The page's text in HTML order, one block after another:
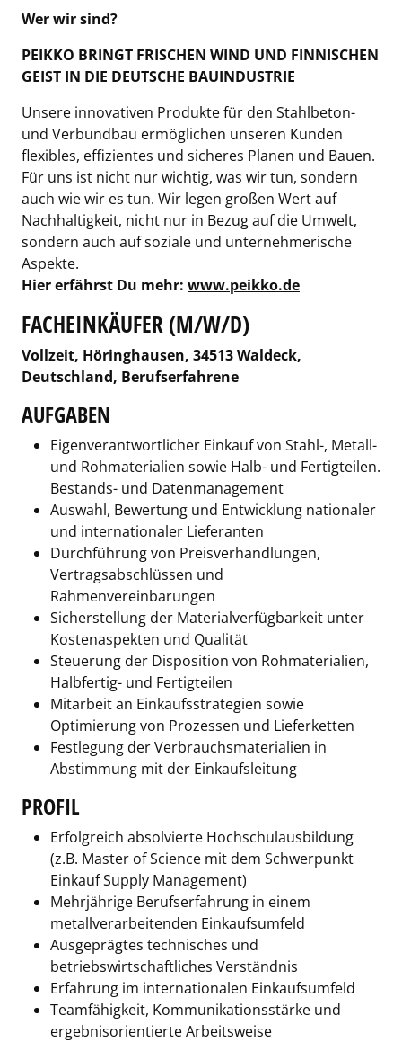
Wer wir sind?
PEIKKO BRINGT FRISCHEN WIND UND FINNISCHEN
GEIST IN DIE DEUTSCHE BAUINDUSTRIE
Unsere innovativen Produkte für den Stahlbeton-
und Verbundbau ermöglichen unseren Kunden
flexibles, effizientes und sicheres Planen und Bauen.
Für uns ist nicht nur wichtig, was wir tun, sondern
auch wie wir es tun. Wir legen großen Wert auf
Nachhaltigkeit, nicht nur in Bezug auf die Umwelt,
sondern auch auf soziale und unternehmerische
Aspekte.
Hier erfährst Du mehr: www.peikko.de
FACHEINKÄUFER (M/W/D)
Vollzeit, Höringhausen, 34513 Waldeck,
Deutschland, Berufserfahrene
AUFGABEN
Eigenverantwortlicher Einkauf von Stahl-, Metall-
und Rohmaterialien sowie Halb- und Fertigteilen.
Bestands- und Datenmanagement
Auswahl, Bewertung und Entwicklung nationaler
und internationaler Lieferanten
Durchführung von Preisverhandlungen,
Vertragsabschlüssen und
Rahmenvereinbarungen
Sicherstellung der Materialverfügbarkeit unter
Kostenaspekten und Qualität
Steuerung der Disposition von Rohmaterialien,
Halbfertig- und Fertigteilen
Mitarbeit an Einkaufsstrategien sowie
Optimierung von Prozessen und Lieferketten
Festlegung der Verbrauchsmaterialien in
Abstimmung mit der Einkaufsleitung
PROFIL
Erfolgreich absolvierte Hochschulausbildung
(z.B. Master of Science mit dem Schwerpunkt
Einkauf Supply Management)
Mehrjährige Berufserfahrung in einem
metallverarbeitenden Einkaufsumfeld
Ausgeprägtes technisches und
betriebswirtschaftliches Verständnis
Erfahrung im internationalen Einkaufsumfeld
Teamfähigkeit, Kommunikationsstärke und
ergebnisorientierte Arbeitsweise